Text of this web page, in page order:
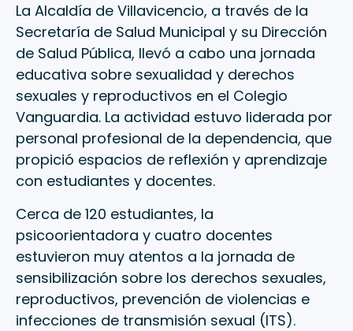
La Alcaldía de Villavicencio, a través de la
Secretaría de Salud Municipal y su Dirección
de Salud Pública, llevó a cabo una jornada
educativa sobre sexualidad y derechos
sexuales y reproductivos en el Colegio
Vanguardia. La actividad estuvo liderada por
personal profesional de la dependencia, que
propició espacios de reflexión y aprendizaje
con estudiantes y docentes.
Cerca de 120 estudiantes, la
psicoorientadora y cuatro docentes
estuvieron muy atentos a la jornada de
sensibilización sobre los derechos sexuales,
reproductivos, prevención de violencias e
infecciones de transmisión sexual (ITS).